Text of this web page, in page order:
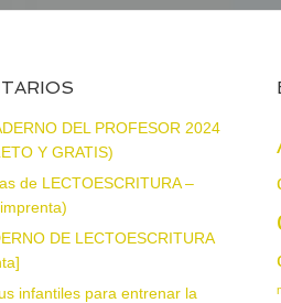
DEL PROFESOR 2024
Y GRATIS)
de LECTOESCRITURA –
DE LECTOESCRITURA
infantiles para entrenar la